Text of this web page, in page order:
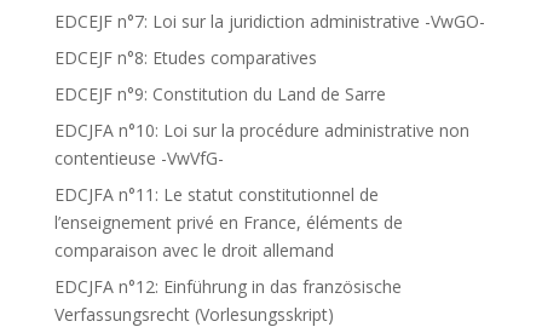
EDCEJF n°7: Loi sur la juridiction administrative -VwGO-
EDCEJF n°8: Etudes comparatives
EDCEJF n°9: Constitution du Land de Sarre
EDCJFA n°10: Loi sur la procédure administrative non
contentieuse -VwVfG-
EDCJFA n°11: Le statut constitutionnel de
l’enseignement privé en France, éléments de
comparaison avec le droit allemand
EDCJFA n°12: Einführung in das französische
Verfassungsrecht (Vorlesungsskript)